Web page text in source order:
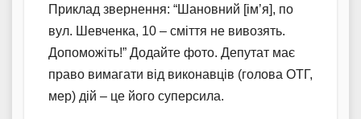
Приклад звернення: “Шановний [ім’я], по
вул. Шевченка, 10 – сміття не вивозять.
Допоможіть!” Додайте фото. Депутат має
право вимагати від виконавців (голова ОТГ,
мер) дій – це його суперсила.